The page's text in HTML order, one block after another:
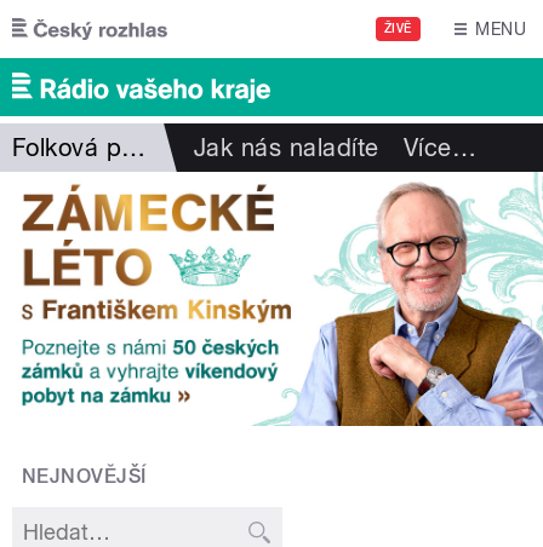
Přejít k hlavnímu obsahu
ŽIVĚ MENU
Folková pohlazení Jak nás naladíte Více…
NEJNOVĚJŠÍ